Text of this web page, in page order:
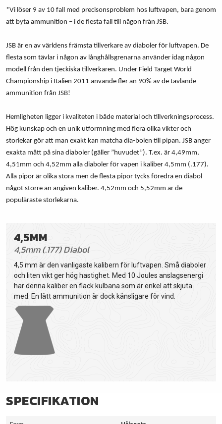
*Vi löser 9 av 10 fall med precisonsproblem hos luftvapen, bara genom
att byta ammunition – i de flesta fall till någon från JSB.
JSB är en av världens främsta tillverkare av diaboler för luftvapen. De
flesta som tävlar i någon av långhållsgrenarna använder idag någon
modell från den tjeckiska tillverkaren. Under Field Target World
Championship i Italien 2011 använde fler än 90% av de tävlande
ammunition från JSB!
Hemligheten ligger i kvaliteten i både material och tillverkningsprocess.
Hög kunskap och en unik utformning med flera olika vikter och
storlekar gör att man exakt kan matcha dia-bolen till pipan. JSB anger
exakta mått på sina diaboler (gäller ”huvudet”). T.ex. är 4,49mm,
4,51mm och 4,52mm alla diaboler för vapen i kaliber 4,5mm (.177).
Alla pipor är olika stora men de flesta pipor tycks föredra en diabol
något större än angiven kaliber. 4,52mm och 5,52mm är de
populäraste storlekarna.
4,5MM
4,5mm (.177) Diabol
4,5 mm är den vanligaste kalibern för luftvapen. Små diaboler
och liten vikt ger hög hastighet. Med 10 Joules anslagsenergi
har denna kaliber en flack kulbana som är enkel att skjuta
med. En lätt ammunition är dock känsligare för vind.
SPECIFIKATION